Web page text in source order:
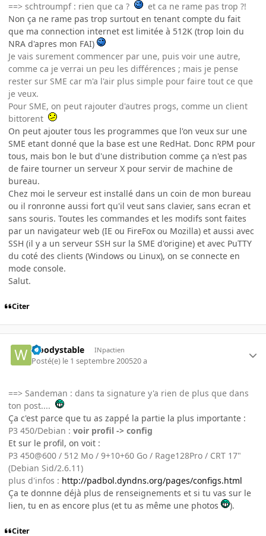
==> schtroumpf : rien que ca ?
et ca ne rame pas trop ?!
Non ça ne rame pas trop surtout en tenant compte du fait
que ma connection internet est limitée à 512K (trop loin du
NRA d'apres mon FAI)
Je vais surement commencer par une, puis voir une autre,
comme ca je verrai un peu les différences ; mais je pense
rester sur SME car m'a l'air plus simple pour faire tout ce que
je veux.
Pour SME, on peut rajouter d'autres progs, comme un client
bittorent
On peut ajouter tous les programmes que l'on veux sur une
SME etant donné que la base est une RedHat. Donc RPM pour
tous, mais bon le but d'une distribution comme ça n'est pas
de faire tourner un serveur X pour servir de machine de
bureau.
Chez moi le serveur est installé dans un coin de mon bureau
ou il ronronne aussi fort qu'il veut sans clavier, sans ecran et
sans souris. Toutes les commandes et les modifs sont faites
par un navigateur web (IE ou FireFox ou Mozilla) et aussi avec
SSH (il y a un serveur SSH sur la SME d'origine) et avec PuTTY
du coté des clients (Windows ou Linux), on se connecte en
mode console.
Salut.
Citer
woodystable INpactien
Posté(e) le 1 septembre 200520 a
==> Sandeman : dans ta signature y'a rien de plus que dans
ton post....
Ça c'est parce que tu as zappé la partie la plus importante :
P3 450/Debian : voir profil -> config
Et sur le profil, on voit :
P3 450@600 / 512 Mo / 9+10+60 Go / Rage128Pro / CRT 17"
(Debian Sid/2.6.11)
plus d'infos : http://padbol.dyndns.org/pages/configs.html
Ça te donnne déjà plus de renseignements et si tu vas sur le
lien, tu en as encore plus (et tu as même une photos
).
Citer